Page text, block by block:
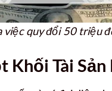
quy đổi 50 triệu
Tài Sản